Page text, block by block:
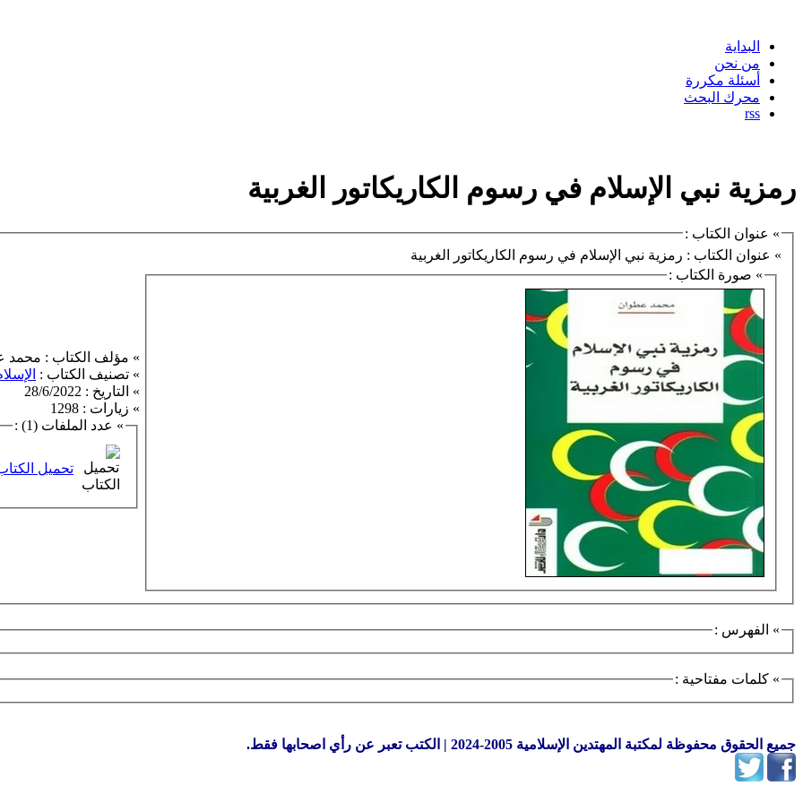
البداية
من نحن
أسئلة مكررة
محرك البحث
rss
رمزية نبي الإسلام في رسوم الكاريكاتور الغربية
» عنوان الكتاب :
» عنوان الكتاب : رمزية نبي الإسلام في رسوم الكاريكاتور الغربية
» صورة الكتاب :
» مؤلف الكتاب : محمد
» تصنيف الكتاب :
» التاريخ : 28/6/2022
» زيارات : 1298
» عدد الملفات (1) :
تحميل
» الفهرس :
» كلمات مفتاحية :
جميع الحقوق محفوظة لمكتبة المهتدين الإسلامية 2005-2024 | الكتب تعبر عن رأي اصحابها فقط.